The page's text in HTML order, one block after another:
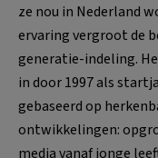
ze nou in Nederland
ervaring vergroot de
generatie-indeling.
in door 1997 als
gebaseerd op
ontwikkelingen:
media vanaf jonge